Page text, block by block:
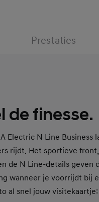
Prestaties
de finesse.
Electric N Line
rijdt. Het sportieve
de N Line-details geven
wanneer je voorrijdt bij
al snel jouw